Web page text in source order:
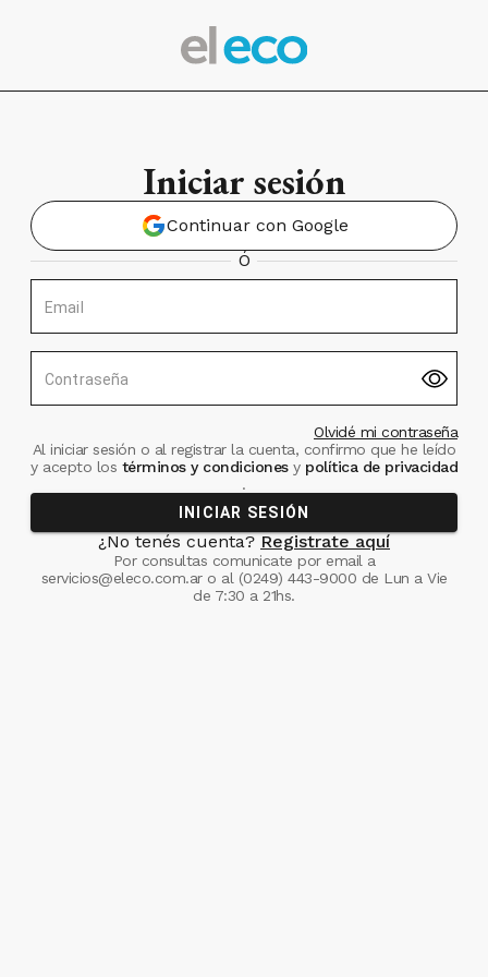
Iniciar sesión
Continuar con Google
Ó
Email
Contraseña
Olvidé mi contraseña
Al iniciar sesión o al registrar la cuenta, confirmo que he leído
y acepto los términos y condiciones ypolítica de privacidad
.
INICIAR SESIÓN
¿No tenés cuenta? Registrate aquí
Por consultas comunicate por email a
servicios@eleco.com.aro al (0249) 443-9000 de Lun a Vie
de 7:30 a 21hs.